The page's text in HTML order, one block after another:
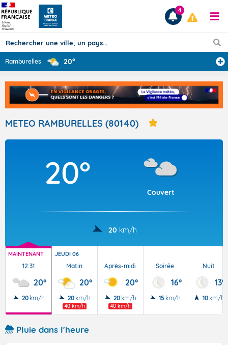
Prévisions
TOUS LES RÉSULTATS
Articles
4
Ramburelles 20°
METEO RAMBURELLES (80140)
20°
Couvert
20 km/h
MAINTENANT
12:31
20°
20 km/h
JEUDI 06
Matin
20°
20 km/h
40 km/h
Après-midi
20°
20 km/h
40 km/h
Soirée
16°
15 km/h
Nuit
13°
10 km/h
Pluie dans l'heure